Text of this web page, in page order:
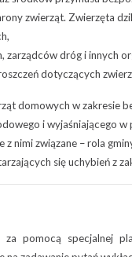
zwierząt. Zwierzęta
zarządców dróg i innych
dotyczących
domowych w zakresie
i wyjaśniającego
nimi związane – rola
się uchybień z
pomocą specjalnej